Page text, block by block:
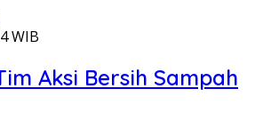
WIB
Aksi Bersih Sampah